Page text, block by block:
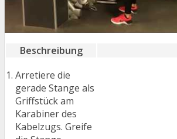
Beschreibung
Arretiere die
gerade Stange als
Griffstück am
Karabiner des
Kabelzugs. Greife